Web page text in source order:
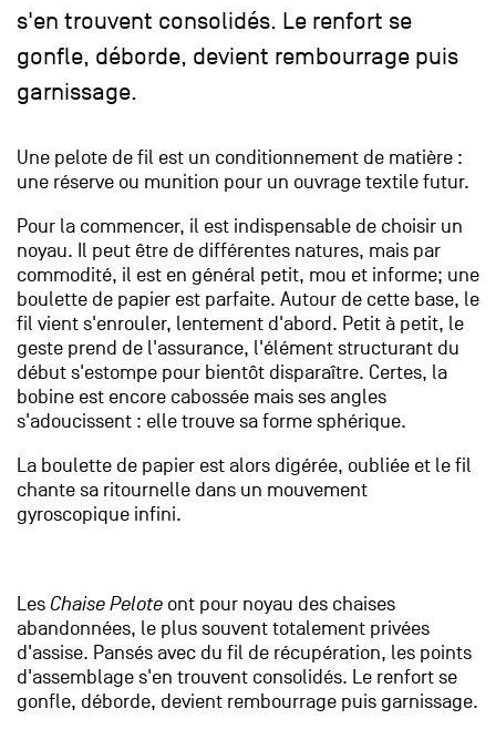
s'en trouvent consolidés. Le renfort se
gonfle, déborde, devient rembourrage puis
garnissage.
Une pelote de fil est un conditionnement de matière :
une réserve ou munition pour un ouvrage textile futur.
Pour la commencer, il est indispensable de choisir un
noyau. Il peut être de différentes natures, mais par
commodité, il est en général petit, mou et informe; une
boulette de papier est parfaite. Autour de cette base, le
fil vient s'enrouler, lentement d'abord. Petit à petit, le
geste prend de l'assurance, l'élément structurant du
début s'estompe pour bientôt disparaître. Certes, la
bobine est encore cabossée mais ses angles
s'adoucissent : elle trouve sa forme sphérique.
La boulette de papier est alors digérée, oubliée et le fil
chante sa ritournelle dans un mouvement
gyroscopique infini.
Les Chaise Pelote ont pour noyau des chaises
abandonnées, le plus souvent totalement privées
d'assise. Pansés avec du fil de récupération, les points
d'assemblage s'en trouvent consolidés. Le renfort se
gonfle, déborde, devient rembourrage puis garnissage.